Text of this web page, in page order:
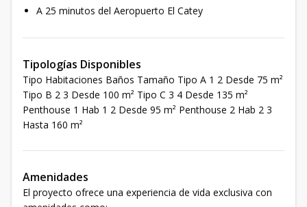
A 25 minutos del Aeropuerto El Catey
Tipologías Disponibles
Tipo Habitaciones Baños Tamaño Tipo A 1 2 Desde 75 m²
Tipo B 2 3 Desde 100 m² Tipo C 3 4 Desde 135 m²
Penthouse 1 Hab 1 2 Desde 95 m² Penthouse 2 Hab 2 3
Hasta 160 m²
Amenidades
El proyecto ofrece una experiencia de vida exclusiva con